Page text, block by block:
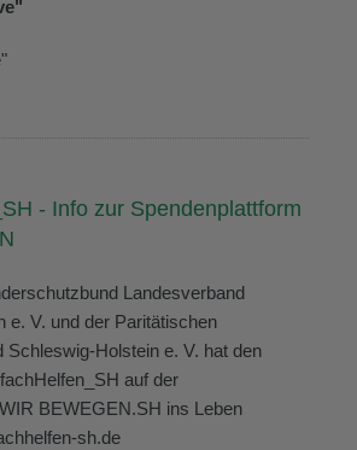
- Info zur Spendenplattform
Landesverband
e. V. und der Paritätischen
Schleswig-Holstein e. V. hat den
auf der
BEWEGEN.SH ins Leben
sh.de